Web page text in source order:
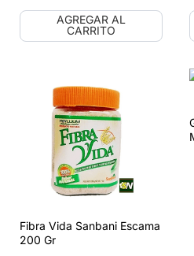
AGREGAR AL
CARRITO
Fibra Vida Sanbani Escama
200 Gr